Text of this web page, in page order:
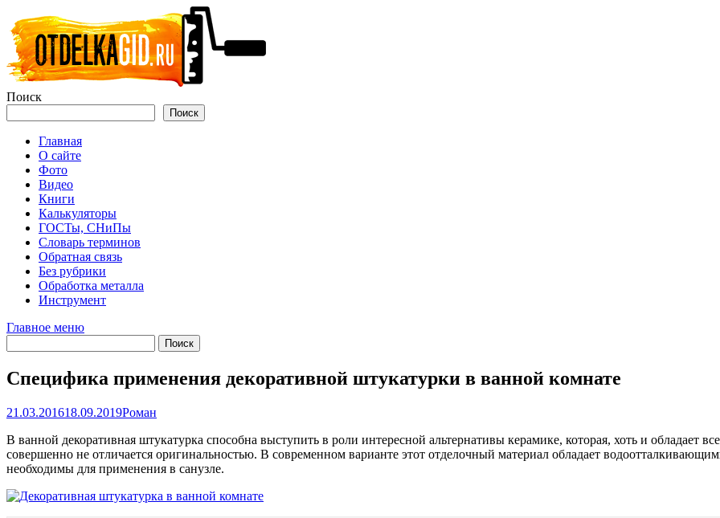
Перейти
к
содержимому
Поиск
Поиск
Главная
О сайте
Фото
Видео
Книги
Калькуляторы
ГОСТы, СНиПы
Словарь терминов
Обратная связь
Без рубрики
Обработка металла
Инструмент
Главное меню
Специфика применения декоративной штукатурки в ванной комнате
21.03.201618.09.2019Роман
В ванной декоративная штукатурка способна выступить в роли интересной альтернативы керамике, которая, хоть и обладает
совершенно не отличается оригинальностью. В современном варианте этот отделочный материал обладает
необходимы для применения в санузле.